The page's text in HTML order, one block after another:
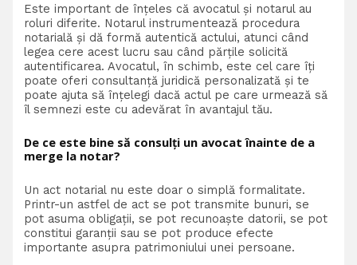
Este important de înțeles că avocatul și notarul au
roluri diferite. Notarul instrumentează procedura
notarială și dă formă autentică actului, atunci când
legea cere acest lucru sau când părțile solicită
autentificarea. Avocatul, în schimb, este cel care îți
poate oferi consultanță juridică personalizată și te
poate ajuta să înțelegi dacă actul pe care urmează să
îl semnezi este cu adevărat în avantajul tău.
De ce este bine să consulți un avocat înainte de a
merge la notar?
Un act notarial nu este doar o simplă formalitate.
Printr-un astfel de act se pot transmite bunuri, se
pot asuma obligații, se pot recunoaște datorii, se pot
constitui garanții sau se pot produce efecte
importante asupra patrimoniului unei persoane.